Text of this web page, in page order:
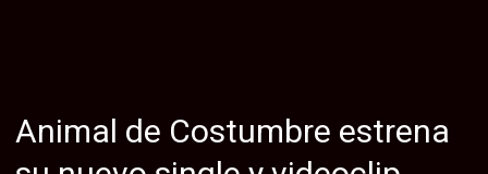
su
Animal de Costumbre estrena